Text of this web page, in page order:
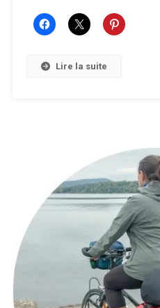
Lire la suite